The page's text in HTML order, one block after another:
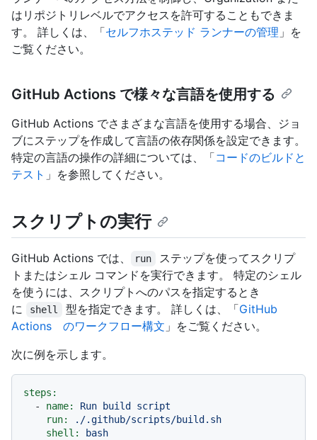
はリポジトリレベルでアクセスを許可することもできま
す。 詳しくは、「セルフホステッド ランナーの管理 」を
ご覧ください。
GitHub Actions で様々な言語を使用する
GitHub Actions でさまざまな言語を使用する場合、ジョ
ブにステップを作成して言語の依存関係を設定できます。
特定の言語の操作の詳細については、「コードのビルドと
テスト 」を参照してください。
スクリプトの実行
GitHub Actions では、 run
ステップを使ってスクリプ
トまたはシェル コマンドを実行できます。 特定のシェル
を使うには、スクリプトへのパスを指定するとき
に
shell 型を指定できます。 詳しくは、「GitHub
Actions のワークフロー構文 」をご覧ください。
次に例を示します。
steps:
-
name: Run build
script
run:
./.github/scripts/build.sh
shell:
bash